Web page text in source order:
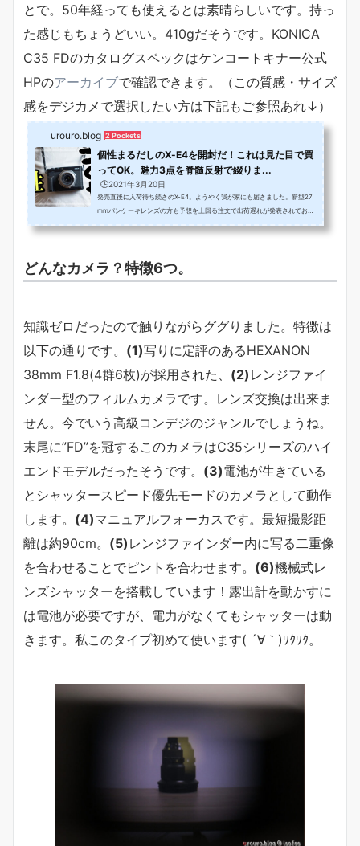
とで。50年経っても使えるとは素晴らしいです。持っ
た感じもちょうどいい。410gだそうです。KONICA
C35 FDのカタログスペックはケンコートキナー公式
HPのアーカイブで確認できます。（この質感・サイズ
感をデジカメで選択したい方は下記もご参照あれ↓）
urouro.blog 2 Pockets
個性まるだしのX-E4を開封だ！これは見た目で買
ってOK。魅力3点を脊髄反射で綴りま...
🕒️2021年3月20日
発売直後に入荷待ち続きのX-E4。ようやく我が家にも届きました。新型27
mmパンケーキレンズの方も予想を上回る注文で出荷遅れが発表されてお
どんなカメラ？特徴6つ。
知識ゼロだったので触りながらググりました。特徴は
以下の通りです。 (1)写りに定評のあるHEXANON
38mm F1.8(4群6枚)が採用された、 (2) レンジファイ
ンダー型のフィルムカメラです。レンズ交換は出来ま
せん。今でいう高級コンデジのジャンルでしょうね。
末尾に”FD”を冠するこのカメラはC35シリーズのハイ
エンドモデルだったそうです。 (3)電池が生きている
とシャッタースピード優先モードのカメラとして動作
します。 (4)マニュアルフォーカスです。最短撮影距
離は約90cm。 (5) レンジファインダー内に写る二重像
を合わせることでピントを合わせます。 (6)機械式レ
ンズシャッターを搭載しています！露出計を動かすに
は電池が必要ですが、電力がなくてもシャッターは動
きます。私このタイプ初めて使います( ´∀｀)ﾜｸﾜｸ。